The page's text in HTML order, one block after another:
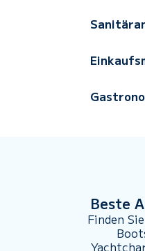
Beste
Finden